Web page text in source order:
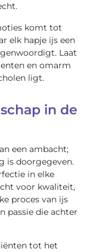
komt tot
elk hapje ijs een
Laat
en omarm
ligt.
in de
een ambacht;
is doorgegeven.
in elke
voor kwaliteit,
proces van ijs
passie die achter
tot het